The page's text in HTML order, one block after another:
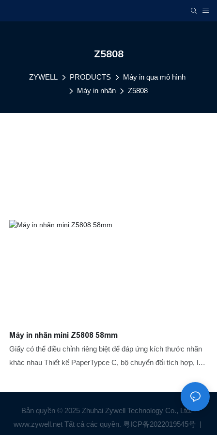
Z5808
ZYWELL PRODUCTS
Máy in qua mô hình
Máy in nhãn
Z5808
Máy in nhãn mini Z5808 58mm
Giấy có thể điều chỉnh riêng biệt để đáp ứng kích thước nhãn
khác nhau Thiết kế PaperTypce C, bộ chuyển đổi tích hợp, lưu
Bản quyền © 2025 Zhuhai Zywell Technology Co., Ltd. -
www.zywell.net Tất cả các quyền. 粤ICP备2022019545号 |